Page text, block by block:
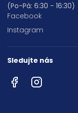
(Po-Pá: 6:30 - 16:30)
Facebook
Instagram
Sledujte nás
FacebookInstagram